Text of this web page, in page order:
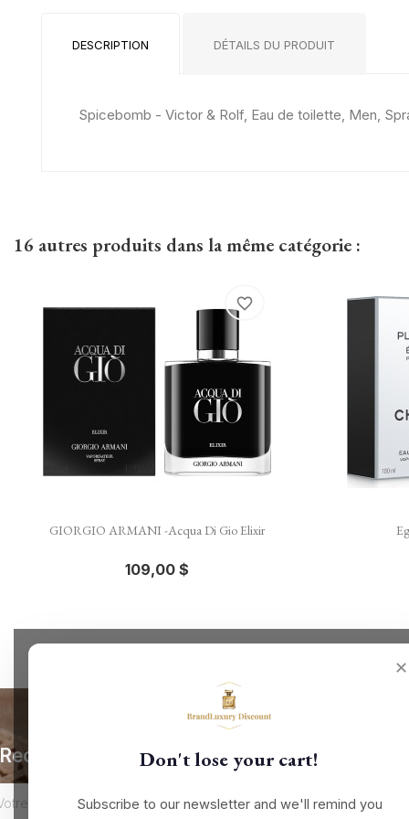
DESCRIPTION DÉTAILS DU PRODUIT
Spicebomb - Victor & Rolf, Eau de toilette, Men,
16 autres produits dans la même catégorie :
Aperçu rapide
GIORGIO ARMANI -Acqua Di Gio Elixir
109,00 $
favorite_border
✕
Don't lose your cart!
Subscribe to our newsletter and we'll remind you
Recevez nos offres spéciales